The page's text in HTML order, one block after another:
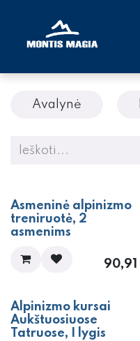
Avalynė
Asmeninė alpinizmo
treniruotė, 2
asmenims
90,91
Alpinizmo kursai
Aukštuosiuose
Tatruose, I lygis